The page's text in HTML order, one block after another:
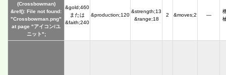
(Crossbowman)
&ref(): File not found:
"Crossbowman.png"
at page "アイコン/ユ
ニット";
&gold;460
または
&faith;240
&production;120
&strength;13
&range;18
2 &moves;2 ―